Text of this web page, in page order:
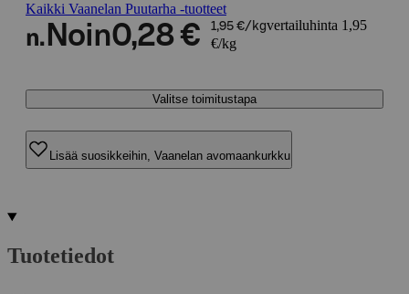
Kaikki Vaanelan Puutarha -tuotteet
n. Noin0,28 € 1,95 €/kgvertailuhinta 1,95
€/kg
Valitse toimitustapa
Lisää suosikkeihin, Vaanelan avomaankurkku
Tuotetiedot